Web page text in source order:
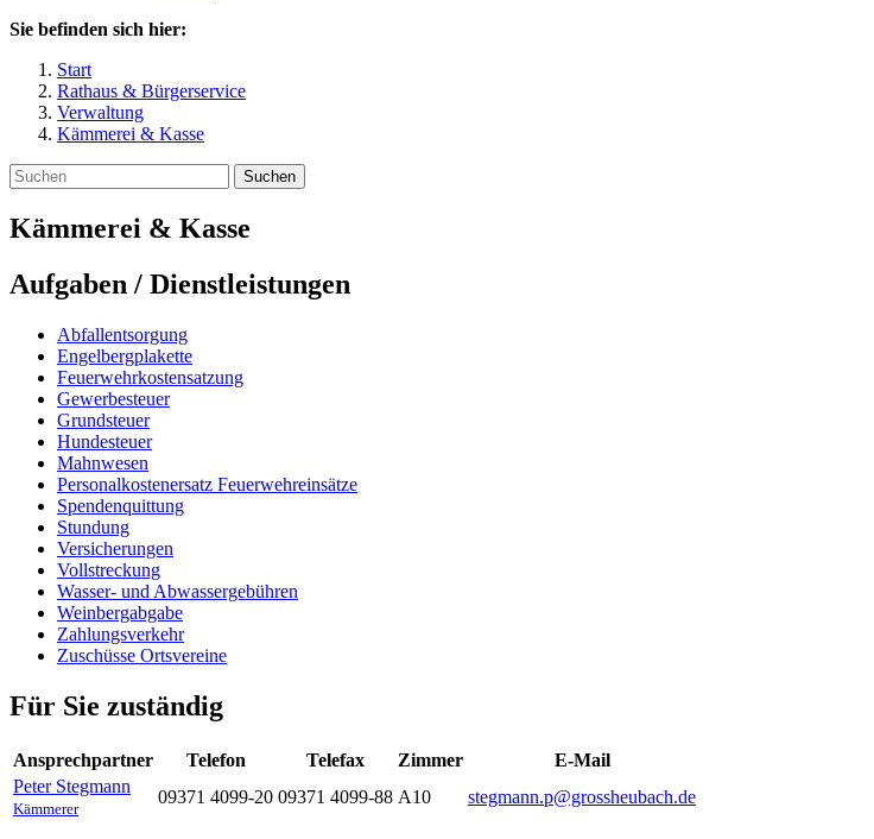
Sie befinden sich hier:
Start
Rathaus & Bürgerservice
Verwaltung
Kämmerei & Kasse
Suchen
Kämmerei & Kasse
Aufgaben / Dienstleistungen
Abfallentsorgung
Engelbergplakette
Feuerwehrkostensatzung
Gewerbesteuer
Grundsteuer
Hundesteuer
Mahnwesen
Personalkostenersatz Feuerwehreinsätze
Spendenquittung
Stundung
Versicherungen
Vollstreckung
Wasser- und Abwassergebühren
Weinbergabgabe
Zahlungsverkehr
Zuschüsse Ortsvereine
Für Sie zuständig
Ansprechpartner Telefon Telefax Zimmer
E-Mail
Peter Stegmann
Kämmerer
09371 4099-20 09371 4099-88 A10 stegmann.p@grossheubach.de